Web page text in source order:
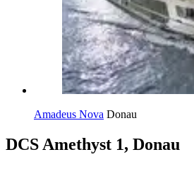
Amadeus Nova Donau
DCS Amethyst 1, Donau